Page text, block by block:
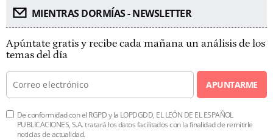
MIENTRAS DORMÍAS - NEWSLETTER
Apúntate gratis y recibe cada mañana un análisis de los
temas del día
APUNTARME
De conformidad con el RGPD y la LOPDGDD, EL LEÓN DE EL ESPAÑOL
PUBLICACIONES, S.A. tratará los datos facilitados con la finalidad de remitirle
noticias de actualidad.